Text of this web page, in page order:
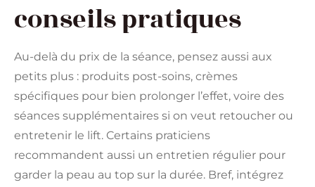
conseils pratiques
Au-delà du prix de la séance, pensez aussi aux
petits plus : produits post-soins, crèmes
spécifiques pour bien prolonger l’effet, voire des
séances supplémentaires si on veut retoucher ou
entretenir le lift. Certains praticiens
recommandent aussi un entretien régulier pour
garder la peau au top sur la durée. Bref, intégrez